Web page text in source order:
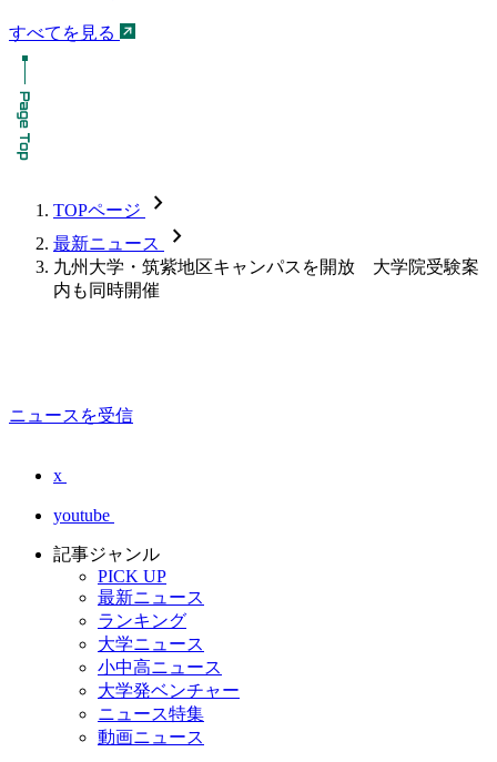
すべてを見る
TOPページ chevron_forward
最新ニュース chevron_forward
九州大学・筑紫地区キャンパスを開放 大学院受験案
内も同時開催
ニュースを受信
x
youtube
記事ジャンル
PICK UP
最新ニュース
ランキング
大学ニュース
小中高ニュース
大学発ベンチャー
ニュース特集
動画ニュース